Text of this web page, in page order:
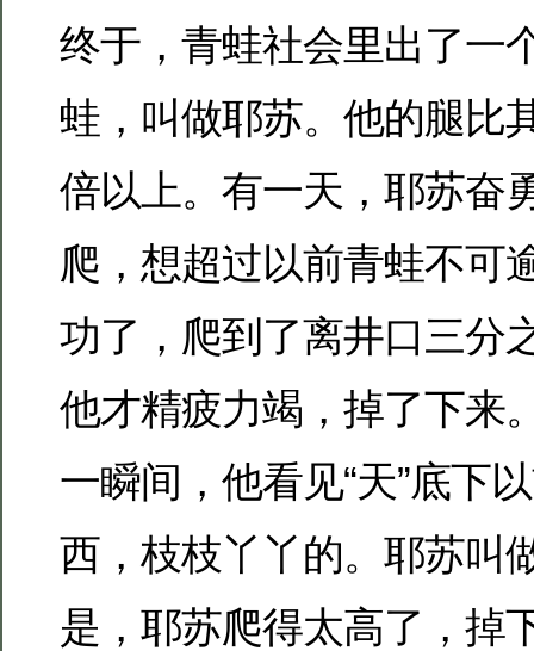
终于，青蛙社会里出了一
蛙，叫做耶苏。他的腿比
倍以上。有一天，耶苏奋
爬，想超过以前青蛙不可
功了，爬到了离井口三分
他才精疲力竭，掉了下来
一瞬间，他看见“天”底下
西，枝枝丫丫的。耶苏叫
是，耶苏爬得太高了，掉